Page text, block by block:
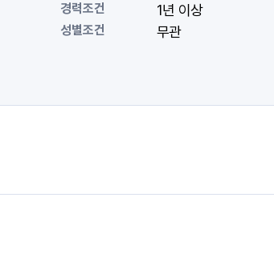
경력조건 1년 이상
성별조건 무관